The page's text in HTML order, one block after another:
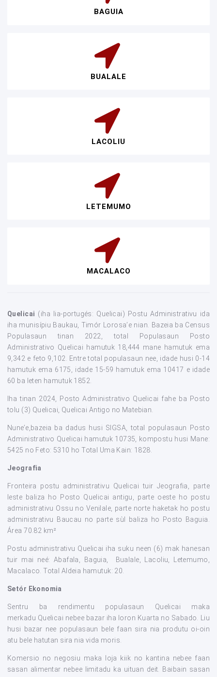
BAGUIA
BUALALE
LACOLIU
LETEMUMO
MACALACO
Quelicai (iha lia-portugés: Quelicai) Postu Administrativu ida
iha munisípiu Baukau, Timór Lorosa’e nian. Bazeia ba Census
Populasaun tinan 2022, total Populasaun Posto
Administrativo Quelicai hamutuk 18,444 mane hamutuk ema
9,342 e feto 9,102. Entre total populasaun nee, idade husi 0-14
hamutuk ema 6175, idade 15-59 hamutuk ema 10417 e idade
60 ba leten hamutuk 1852.
Iha tinan 2024, Posto Administrativo Quelicai fahe ba Posto
tolu (3) Quelicai, Quelicai Antigo no Matebian.
Nune’e,bazeia ba dadus husi SIGSA, total populasaun Posto
Administrativo Quelicai hamutuk 10735, kompostu husi Mane:
5425 no Feto: 5310 ho Total Uma Kain: 1828.
Jeografia
Fronteira postu administrativu Quelicai tuir Jeografia, parte
leste baliza ho Posto Quelicai antigu, parte oeste ho postu
administrativu Ossu no Venilale, parte norte haketak ho postu
administrativu Baucau no parte sùl baliza ho Posto Baguia.
Área 70.82 km²
Postu administrativu Quelicai iha suku neen (6) mak hanesan
tuir mai neé: Abafala, Baguia, Bualale, Lacoliu, Letemumo,
Macalaco. Total Aldeia hamutuk: 20.
Setór Ekonomia
Sentru ba rendimentu populasaun Quelicai maka
merkadu Quelicai nebee bazar iha loron Kuarta no Sabado. Liu
husi bazar nee populasaun bele faan sira nia produtu oi-oin
atu bele hatutan sira nia vida moris.
Komersio no negosiu maka loja kiik no kantina nebee faan
sasan alimentar nebee limitadu ka uituan deit. Baibain sasan